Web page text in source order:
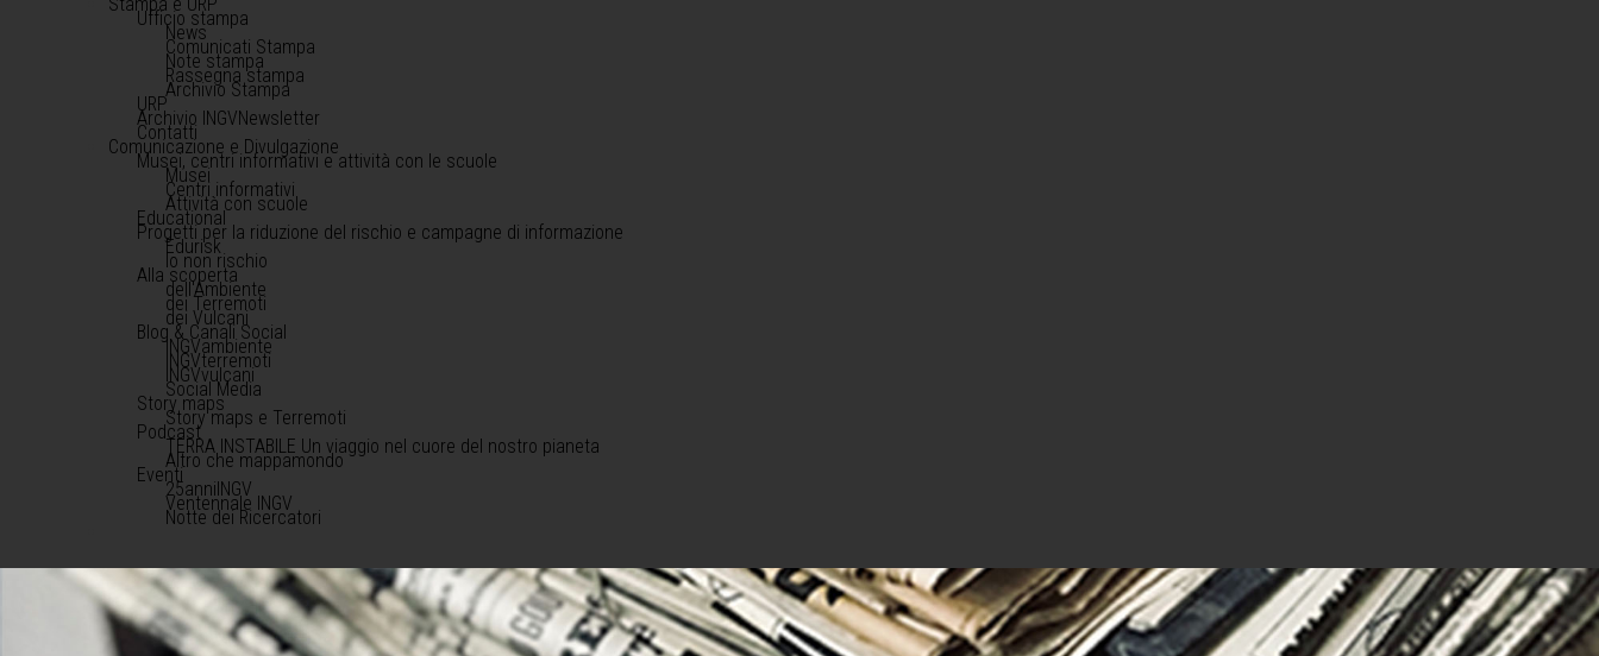
Ufficio stampa
News
Comunicati Stampa
Note stampa
Rassegna stampa
Archivio Stampa
URP
Archivio INGVNewsletter
Contatti
Comunicazione e Divulgazione
Musei, centri informativi e attività con le scuole
Musei
Centri informativi
Attività con scuole
Educational
Progetti per la riduzione del rischio e campagne di informazione
Edurisk
Io non rischio
Alla scoperta
dell'Ambiente
dei Terremoti
dei Vulcani
Blog & Canali Social
INGVambiente
INGVterremoti
INGVvulcani
Social Media
Story maps
Story maps e Terremoti
Podcast
TERRA INSTABILE Un viaggio nel cuore del nostro pianeta
Altro che mappamondo
Eventi
25anniINGV
Ventennale INGV
Notte dei Ricercatori